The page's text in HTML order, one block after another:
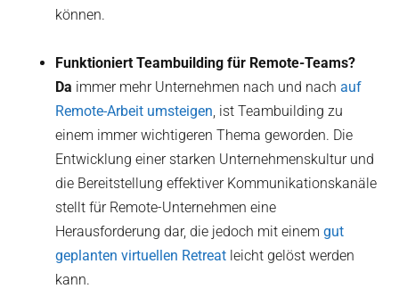
können.
Funktioniert Teambuilding für Remote-Teams?
‍Da immer mehr Unternehmen nach und nachauf
Remote-Arbeit umsteigen, ist Teambuilding zu
einem immer wichtigeren Thema geworden. Die
Entwicklung einer starken Unternehmenskultur und
die Bereitstellung effektiver Kommunikationskanäle
stellt für Remote-Unternehmen eine
Herausforderung dar, die jedoch mit einemgut
geplanten virtuellen Retreat leicht gelöst werden
kann.